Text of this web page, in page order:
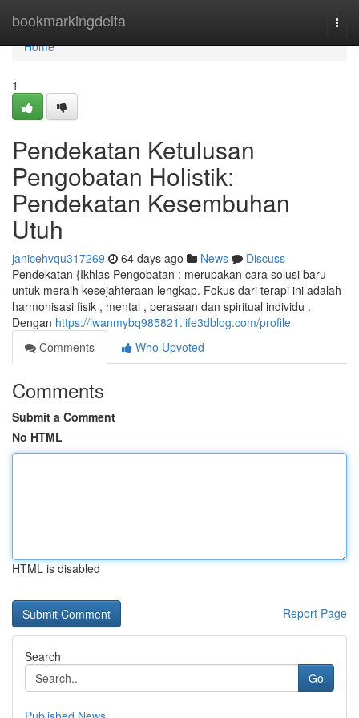
bookmarkingdelta
Home
Home
1
Pendekatan Ketulusan
Pengobatan Holistik:
Pendekatan Kesembuhan
Utuh
janicehvqu317269 64 days ago News
Discuss
Pendekatan {Ikhlas Pengobatan : merupakan cara solusi baru
untuk meraih kesejahteraan lengkap. Fokus dari terapi ini adalah
harmonisasi fisik , mental , perasaan dan spiritual individu .
Dengan https://iwanmybq985821.life3dblog.com/profile
Comments
Who Upvoted
Comments
Submit a Comment
No HTML
HTML is disabled
Report Page
Search
Go